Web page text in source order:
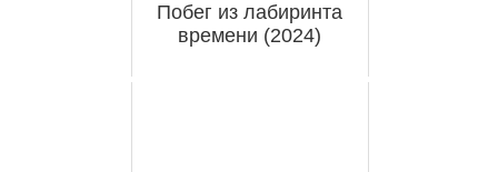
Побег из лабиринта
времени (2024)